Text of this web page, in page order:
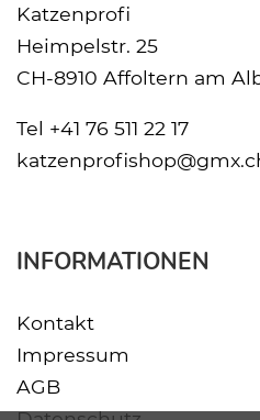
Katzenprofi
Heimpelstr. 25
CH-8910 Affoltern am
Tel +41 76 511 22 17
INFORMATIONEN
Kontakt
Impressum
AGB